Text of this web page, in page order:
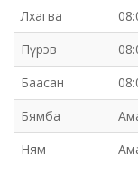
Лхагва
Пүрэв
Баасан
Бямба
Ням